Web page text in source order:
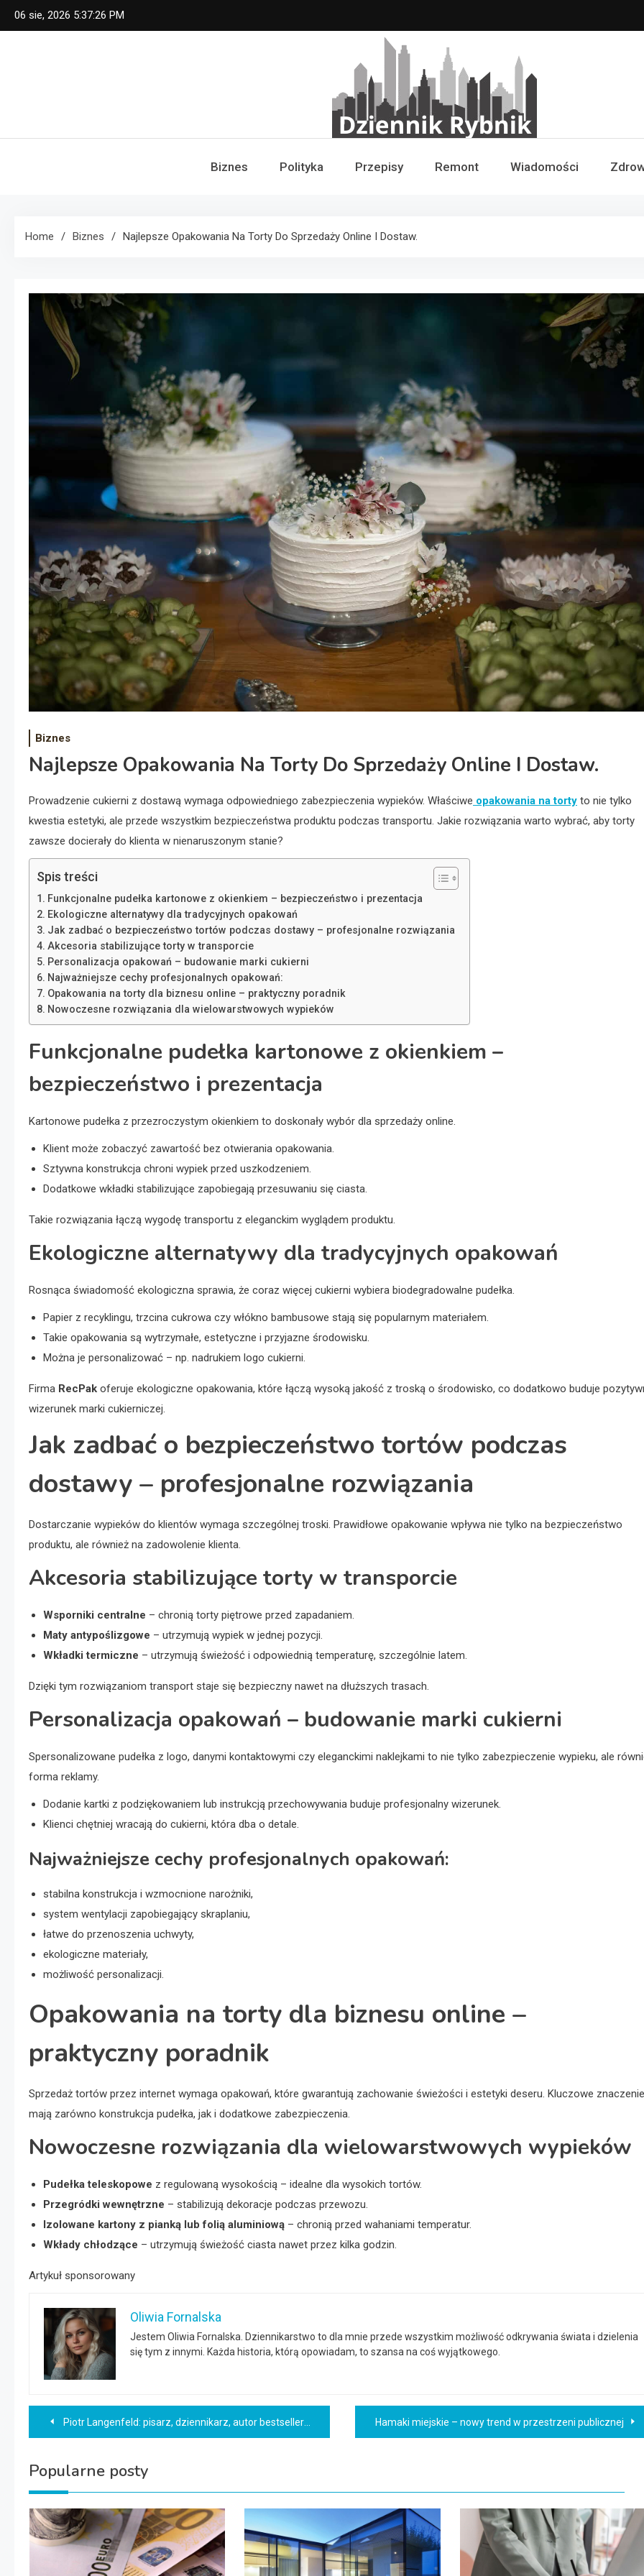
Skip
to
06 sie, 2026 5:37:27 PM
Dziennik Rybnik
Biznes Polityka Przepisy Remont Wiadomości
Home Biznes Najlepsze Opakowania Na Torty Do Sprzedaży Online I Dostaw.
Biznes
Najlepsze Opakowania Na Torty Do Sprzedaży Online I Dostaw.
Prowadzenie cukierni z dostawą wymaga odpowiedniego zabezpieczenia wypieków. Właściwe opakowania na torty to nie tylko
kwestia estetyki, ale przede wszystkim bezpieczeństwa produktu podczas transportu. Jakie rozwiązania warto wybrać, aby torty
zawsze docierały do klienta w nienaruszonym stanie?
Spis treści
Funkcjonalne pudełka kartonowe z okienkiem – bezpieczeństwo i prezentacja
Ekologiczne alternatywy dla tradycyjnych opakowań
Jak zadbać o bezpieczeństwo tortów podczas dostawy – profesjonalne rozwiązania
Akcesoria stabilizujące torty w transporcie
Personalizacja opakowań – budowanie marki cukierni
Najważniejsze cechy profesjonalnych opakowań:
Opakowania na torty dla biznesu online – praktyczny poradnik
Nowoczesne rozwiązania dla wielowarstwowych wypieków
Funkcjonalne pudełka kartonowe z okienkiem –
bezpieczeństwo i prezentacja
Kartonowe pudełka z przezroczystym okienkiem to doskonały wybór dla sprzedaży online.
Klient może zobaczyć zawartość bez otwierania opakowania.
Sztywna konstrukcja chroni wypiek przed uszkodzeniem.
Dodatkowe wkładki stabilizujące zapobiegają przesuwaniu się ciasta.
Takie rozwiązania łączą wygodę transportu z eleganckim wyglądem produktu.
Ekologiczne alternatywy dla tradycyjnych opakowań
Rosnąca świadomość ekologiczna sprawia, że coraz więcej cukierni wybiera biodegradowalne pudełka.
Papier z recyklingu, trzcina cukrowa czy włókno bambusowe stają się popularnym materiałem.
Takie opakowania są wytrzymałe, estetyczne i przyjazne środowisku.
Można je personalizować – np. nadrukiem logo cukierni.
Firma RecPak oferuje ekologiczne opakowania, które łączą wysoką jakość z troską o środowisko, co dodatkowo buduje
wizerunek marki cukierniczej.
Jak zadbać o bezpieczeństwo tortów podczas
dostawy – profesjonalne rozwiązania
Dostarczanie wypieków do klientów wymaga szczególnej troski. Prawidłowe opakowanie wpływa nie tylko na bezpieczeństwo
produktu, ale również na zadowolenie klienta.
Akcesoria stabilizujące torty w transporcie
Wsporniki centralne – chronią torty piętrowe przed zapadaniem.
Maty antypoślizgowe – utrzymują wypiek w jednej pozycji.
Wkładki termiczne – utrzymują świeżość i odpowiednią temperaturę, szczególnie latem.
Dzięki tym rozwiązaniom transport staje się bezpieczny nawet na dłuższych trasach.
Personalizacja opakowań – budowanie marki cukierni
Spersonalizowane pudełka z logo, danymi kontaktowymi czy eleganckimi naklejkami to nie tylko zabezpieczenie wypieku, ale
forma reklamy.
Dodanie kartki z podziękowaniem lub instrukcją przechowywania buduje profesjonalny wizerunek.
Klienci chętniej wracają do cukierni, która dba o detale.
Najważniejsze cechy profesjonalnych opakowań:
stabilna konstrukcja i wzmocnione narożniki,
system wentylacji zapobiegający skraplaniu,
łatwe do przenoszenia uchwyty,
ekologiczne materiały,
możliwość personalizacji.
Opakowania na torty dla biznesu online –
praktyczny poradnik
Sprzedaż tortów przez internet wymaga opakowań, które gwarantują zachowanie świeżości i estetyki deseru. Kluczowe znaczenie
mają zarówno konstrukcja pudełka, jak i dodatkowe zabezpieczenia.
Nowoczesne rozwiązania dla wielowarstwowych wypieków
Pudełka teleskopowe z regulowaną wysokością – idealne dla wysokich tortów.
Przegródki wewnętrzne – stabilizują dekoracje podczas przewozu.
Izolowane kartony z pianką lub folią aluminiową – chronią przed wahaniami temperatur.
Wkłady chłodzące – utrzymują świeżość ciasta nawet przez kilka godzin.
Artykuł sponsorowany
Oliwia Fornalska
Jestem Oliwia Fornalska. Dziennikarstwo to dla mnie przede wszystkim możliwość odkrywania świata i dzielenia
się tym z innymi. Każda historia, którą opowiadam, to szansa na coś wyjątkowego.
Nawigacja
Piotr Langenfeld: pisarz, dziennikarz, autor bestsellerów wojennych Hamaki miejskie – nowy trend w przestrzeni publicznej
Popularne posty